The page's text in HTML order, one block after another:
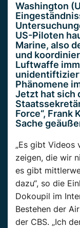
Washington
US-Piloten
Marine, also
und
Luftwaffe
Phänomene
Jetzt hat sich
Force“, Frank
Sache
„Es gibt Videos
zeigen, die wir
es gibt
dazu“, so die
Dokoupil im
Bestehen der
der CBS. „Ich